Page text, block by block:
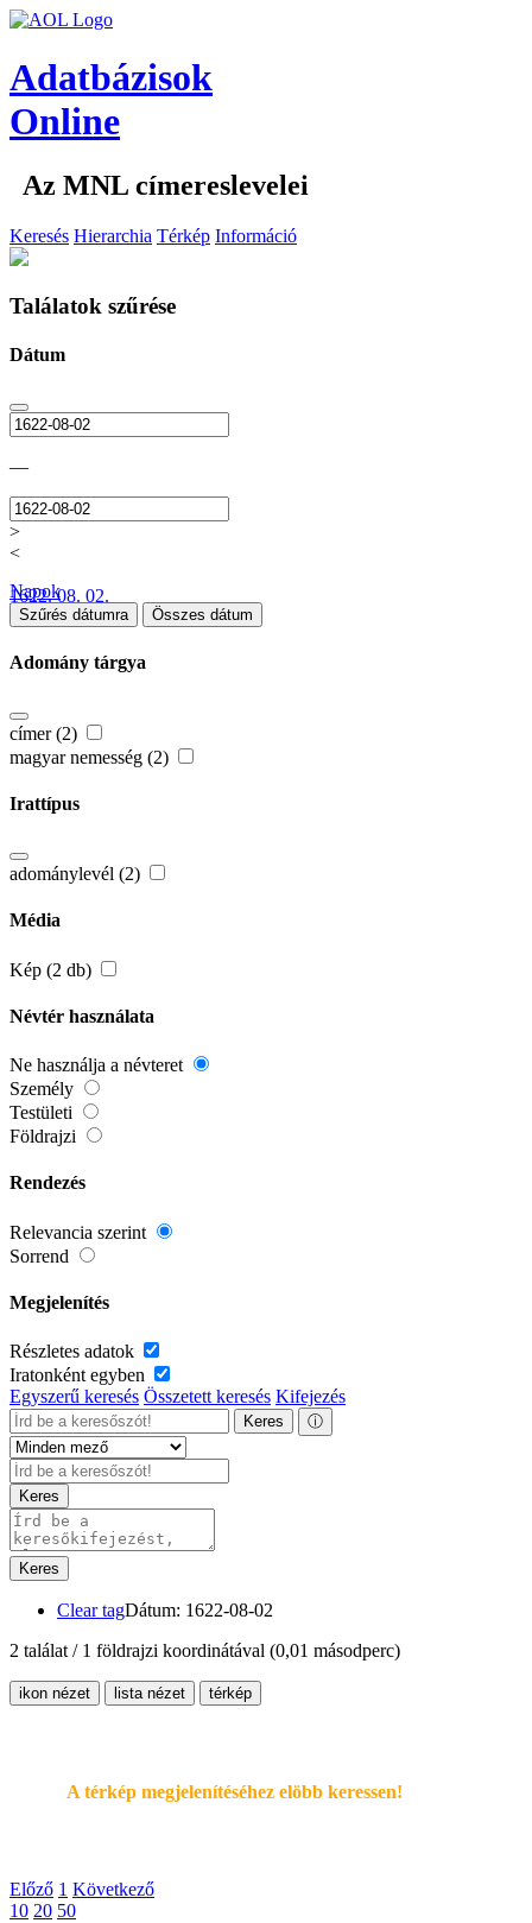
Adatbázisok
Online
Az MNL címereslevelei
Keresés Hierarchia Térkép Információ
Találatok szűrése
Dátum
—
>
<
1622. 08. 02.
Napok
Szűrés dátumra Összes dátum
Adomány tárgya
címer (2)
magyar nemesség (2)
Irattípus
adománylevél (2)
Média
Kép (2 db)
Névtér használata
Ne használja a névteret
Személy
Testületi
Földrajzi
Rendezés
Relevancia szerint
Sorrend
Megjelenítés
Részletes adatok
Iratonként egyben
Egyszerű keresés Összetett keresés Kifejezés
Keres ⓘ
Keres
Keres
Clear tagDátum: 1622-08-02
2 találat / 1 földrajzi koordinátával (0,01 másodperc)
ikon nézet lista nézet térkép
A térkép megjelenítéséhez elöbb keressen!
Előző 1 Következő
10 20 50